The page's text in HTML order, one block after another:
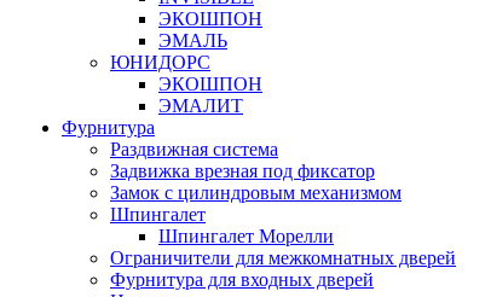
ЭКОШПОН
ЭМАЛЬ
ЮНИДОРС
ЭКОШПОН
ЭМАЛИТ
Фурнитура
Раздвижная система
Задвижка врезная под фиксатор
Замок с цилиндровым механизмом
Шпингалет
Шпингалет Морелли
Ограничители для межкомнатных дверей
Фурнитура для входных дверей